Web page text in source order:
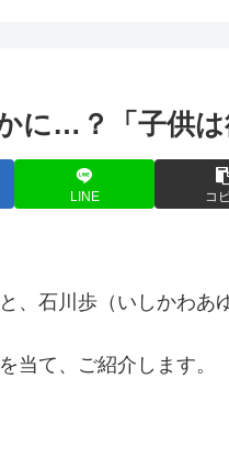
に…？「子供は
LINE コ
、石川歩（いしかわあ
当て、ご紹介します。